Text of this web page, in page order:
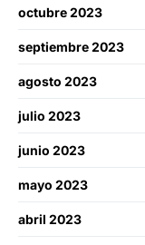
octubre 2023
septiembre 2023
agosto 2023
julio 2023
junio 2023
mayo 2023
abril 2023